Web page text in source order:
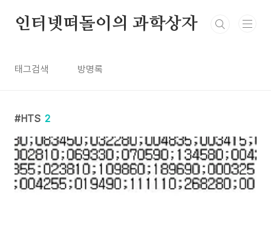
인터넷떠돌이의 과학상자
태그검색 방명록
HTS 2